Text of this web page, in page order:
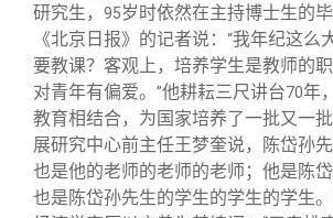
研究生， 95岁时依然在主持博士生的
《北京日报》的记者说： “我年纪这么
要教课？客观上，培养学生是教师的
对青年有偏爱。 ”他耕耘三尺讲台70年
教育相结合，为国家培养了一批又一
展研究中心前主任王梦奎说，陈岱孙先
也是他的老师的老师的老师；他是陈岱
也是陈岱孙先生的学生的学生的学生